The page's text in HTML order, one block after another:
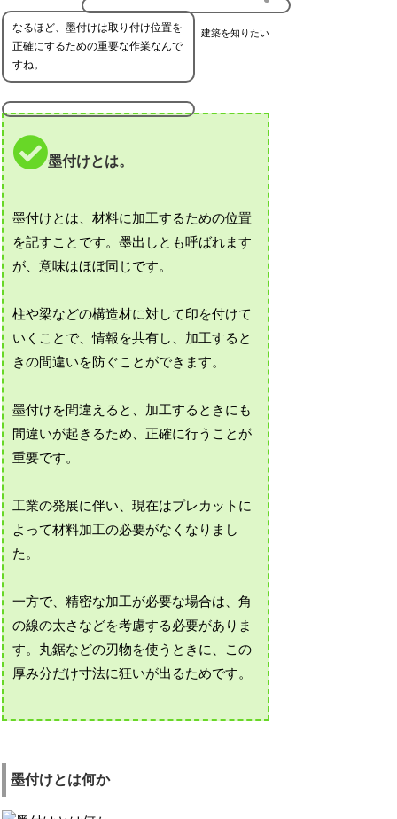
建築を知りたい
なるほど、墨付けは取り付け位置を
正確にするための重要な作業なんで
すね。
墨付けとは。
墨付けとは、材料に加工するための位置
を記すことです。墨出しとも呼ばれます
が、意味はほぼ同じです。
柱や梁などの構造材に対して印を付けて
いくことで、情報を共有し、加工すると
きの間違いを防ぐことができます。
墨付けを間違えると、加工するときにも
間違いが起きるため、正確に行うことが
重要です。
工業の発展に伴い、現在はプレカットに
よって材料加工の必要がなくなりまし
た。
一方で、精密な加工が必要な場合は、角
の線の太さなどを考慮する必要がありま
す。丸鋸などの刃物を使うときに、この
厚み分だけ寸法に狂いが出るためです。
墨付けとは何か